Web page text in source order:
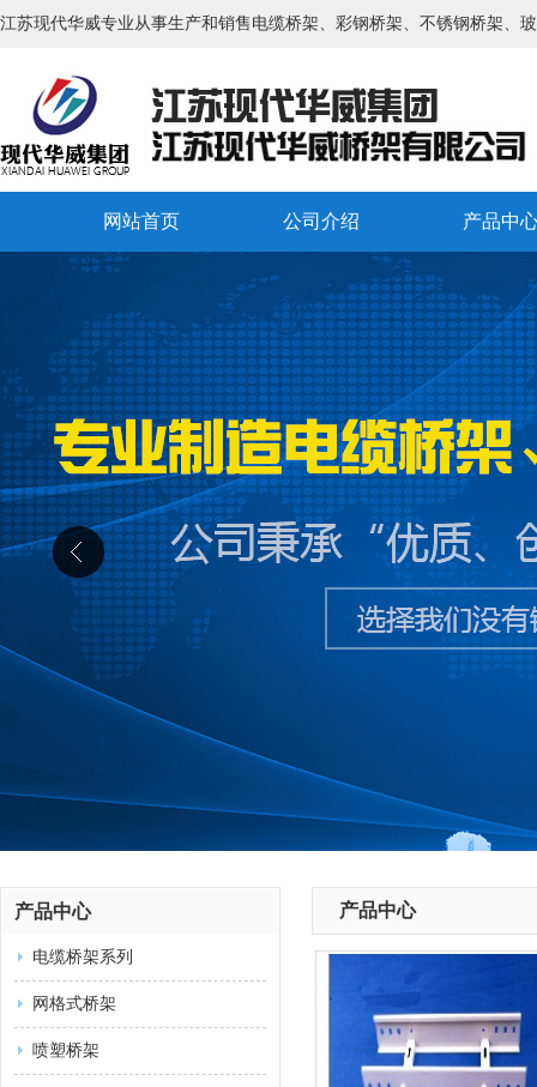
江苏现代华威专业从事生产和销售电缆桥架、彩钢桥架、不锈钢桥架、
网站首页 公司介绍 产品中
产品中心
电缆桥架系列
网格式桥架
喷塑桥架
产品中心